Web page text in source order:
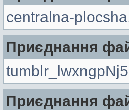
centralna-
Приєднання
Приєднання